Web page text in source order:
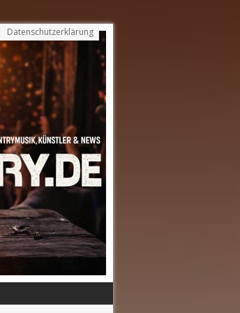
Datenschutzerklärung